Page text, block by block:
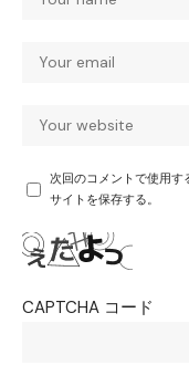
次回のコメントで使用す
サイトを保存する。
CAPTCHA コード